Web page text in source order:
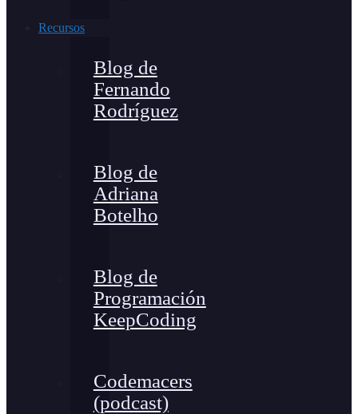
Recursos
Blog de
Fernando
Rodríguez
Blog de
Adriana
Botelho
Blog de
Programación
KeepCoding
Codemacers
(podcast)